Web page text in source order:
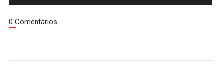
0 Comentários